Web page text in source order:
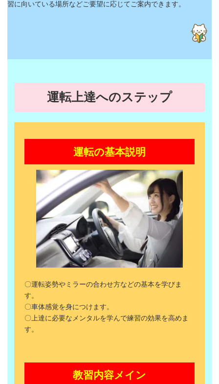
習に向いている場所などご要望に応じてご案内できます。
運転上達へのステップ
運転の基本説明
〇運転姿勢やミラーの合わせ方などの基本を学びま
す。
〇車体感覚を身につけます。
〇上達に必要なメンタルを学んで練習の効果を高めま
す。
教習内容メイン